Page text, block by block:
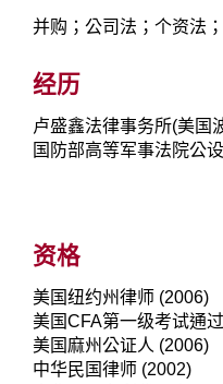
并购；公司法；个资法
经历
卢盛鑫法律事务所(美国
国防部高等军事法院公
资格
美国纽约州律师 (2006)
美国CFA第一级考试通
美国麻州公证人 (2006)
中华民国律师 (2002)